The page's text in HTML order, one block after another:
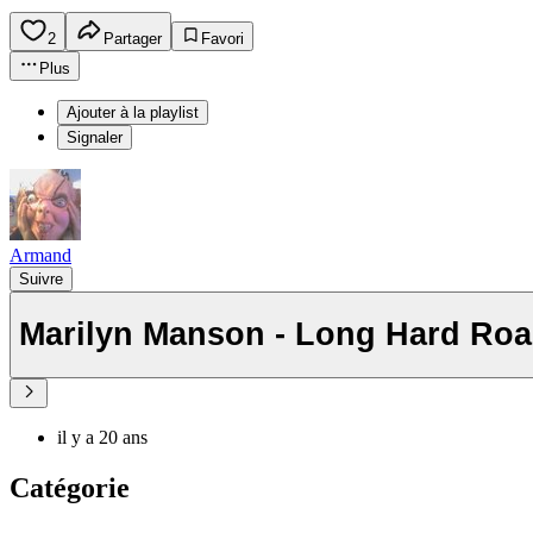
2 Partager
Favori
Plus
Ajouter à la playlist
Signaler
Armand
Suivre
Marilyn Manson - Long Hard
il y a 20 ans
Catégorie